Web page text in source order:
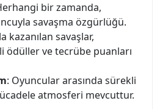
bir zamanda,
savaşma özgürlüğü.
kazanılan savaşlar,
ödüller ve tecrübe puanları
: Oyuncular arasında sürekli
atmosferi mevcuttur.